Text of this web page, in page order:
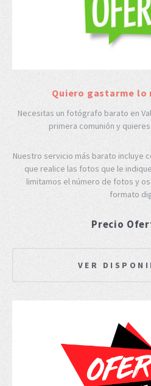
Quiero gastarme lo
Necesitas un fotógrafo barato en
primera comunión y
Nuestro servicio más barato incluye
que realice las fotos que le
limitamos el número de fotos y
formato
Precio
VER